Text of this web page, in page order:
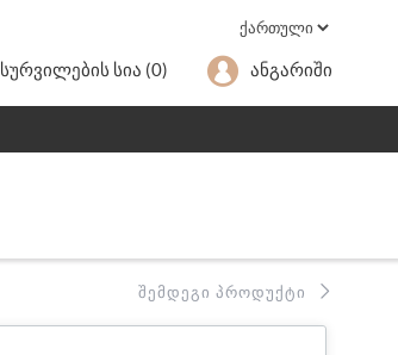
Სურვილების Სია (0) Ანგარიში
ᲨᲔᲛᲓᲔᲒᲘ ᲞᲠᲝᲓᲣᲥᲢᲘ